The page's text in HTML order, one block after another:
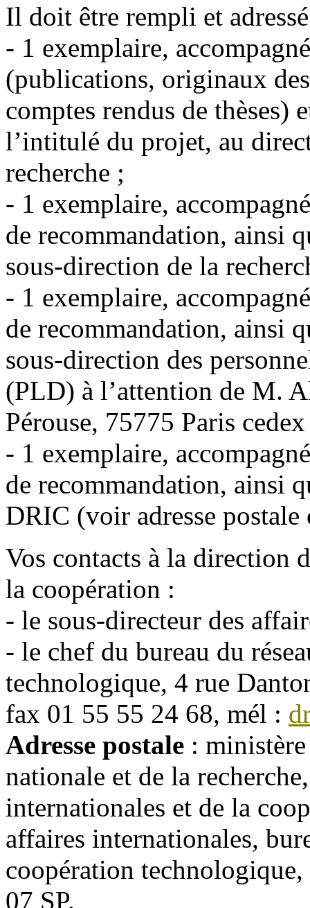
Il doit être rempli et
- 1 exemplaire,
(publications, originaux
comptes rendus de
l’intitulé du projet, au
recherche ;
- 1 exemplaire,
de recommandation, ainsi
sous-direction de la
- 1 exemplaire,
de recommandation, ainsi
sous-direction des
(PLD) à l’attention de M.
Pérouse, 75775 Paris
- 1 exemplaire,
de recommandation, ainsi
DRIC (voir adresse postale
Vos contacts à la direction
la coopération :
- le sous-directeur des
- le chef du bureau du
technologique, 4 rue
fax 01 55 55 24 68, mél :
Adresse postale :
nationale et de la
internationales et de la
affaires internationales,
coopération
07 SP.